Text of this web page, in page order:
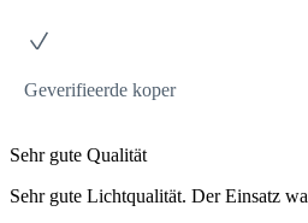
Geverifieerde koper
Sehr gute Qualität
Sehr gute Lichtqualität. Der Einsatz